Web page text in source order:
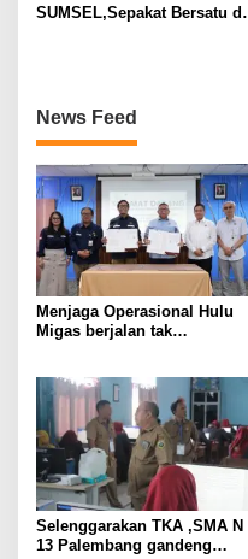
SUMSEL,Sepakat Bersatu di
News Feed
Menjaga Operasional Hulu
Migas berjalan tak
Sumbagsel Teken PKS
bersama Kejati Sumsel
Selenggarakan TKA ,SMA N
13 Palembang gandeng